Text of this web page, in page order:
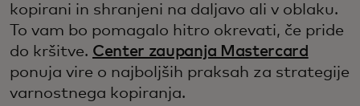
kopirani in shranjeni na daljavo ali v oblaku.
To vam bo pomagalo hitro okrevati, če pride
do kršitve. Center zaupanja Mastercard
ponuja vire o najboljših praksah za strategije
varnostnega kopiranja.